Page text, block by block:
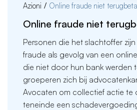
Azioni / Online fraude niet
Online fraude niet
Personen die het slachtoffer
fraude als gevolg van een
die niet door hun bank werden
groeperen zich bij
Avocaten om collectief actie te
teneinde een